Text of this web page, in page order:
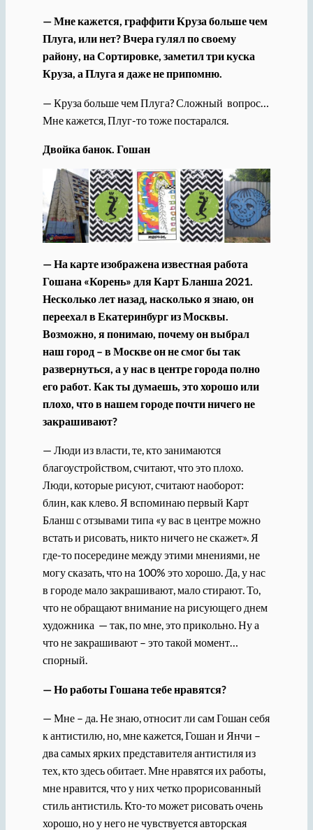
— Мне кажется, граффити Круза больше чем
Плуга, или нет? Вчера гулял по своему
району, на Сортировке, заметил три куска
Круза, а Плуга я даже не припомню.
— Круза больше чем Плуга? Сложный вопрос…
Мне кажется, Плуг-то тоже постарался.
Двойка банок. Гошан
— На карте изображена известная работа
Гошана «Корень» для Карт Бланша 2021.
Несколько лет назад, насколько я знаю, он
переехал в Екатеринбург из Москвы.
Возможно, я понимаю, почему он выбрал
наш город – в Москве он не смог бы так
развернуться, а у нас в центре города полно
его работ. Как ты думаешь, это хорошо или
плохо, что в нашем городе почти ничего не
закрашивают?
— Люди из власти, те, кто занимаются
благоустройством, считают, что это плохо.
Люди, которые рисуют, считают наоборот:
блин, как клево. Я вспоминаю первый Карт
Бланш с отзывами типа «у вас в центре можно
встать и рисовать, никто ничего не скажет». Я
где-то посередине между этими мнениями, не
могу сказать, что на 100% это хорошо. Да, у нас
в городе мало закрашивают, мало стирают. То,
что не обращают внимание на рисующего днем
художника — так, по мне, это прикольно. Ну а
что не закрашивают – это такой момент…
спорный.
— Но работы Гошана тебе нравятся?
— Мне – да. Не знаю, относит ли сам Гошан себя
к антистилю, но, мне кажется, Гошан и Янчи –
два самых ярких представителя антистиля из
тех, кто здесь обитает. Мне нравятся их работы,
мне нравится, что у них четко прорисованный
стиль антистиль. Кто-то может рисовать очень
хорошо, но у него не чувствуется авторская